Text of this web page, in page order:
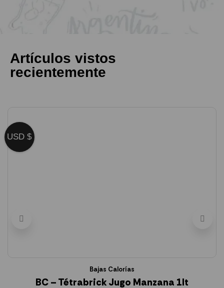
Artículos vistos
recientemente
Bajas Calorías
BC – Tétrabrick Jugo Manzana 1lt
USD $